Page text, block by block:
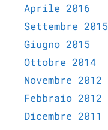
Aprile 2016
Settembre 2015
Giugno 2015
Ottobre 2014
Novembre 2012
Febbraio 2012
Dicembre 2011